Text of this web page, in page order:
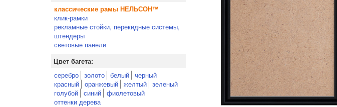
классические рамы НЕЛЬСОН™
клик-рамки
рекламные стойки, перекидные системы,
штендеры
световые панели
Цвет багета:
серебро золото белый черный
красный оранжевый желтый зеленый
голубой синий фиолетовый
оттенки дерева